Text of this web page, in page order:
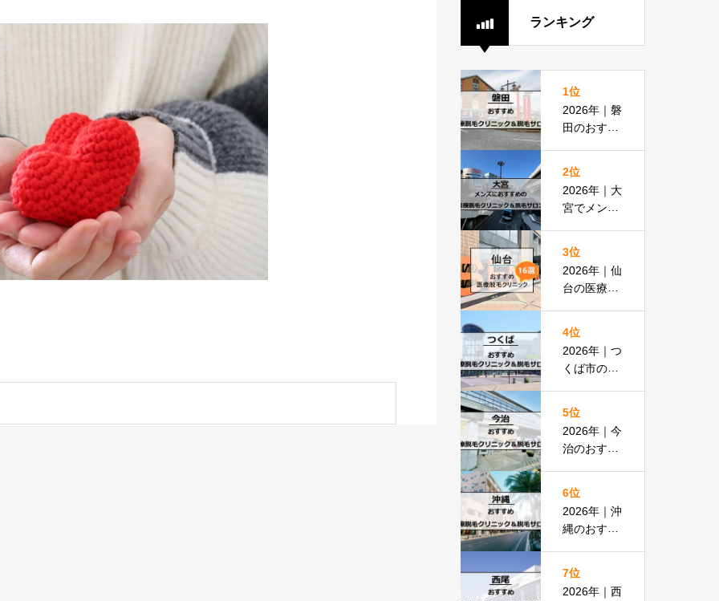
ランキング
1位
2026年｜磐
田のおすす
＆脱毛サロ
ン全8選
2位
2026年｜大
宮でメンズ
脱毛＆脱毛
サロン全16
選
3位
2026年｜仙
台の医療脱
払いOKの
安い医院も
紹介
4位
2026年｜つ
くば市のお
サロン全13
選
5位
2026年｜今
治のおすす
＆脱毛サロ
ン全13選
6位
2026年｜沖
縄のおすす
ン全19選
7位
2026年｜西